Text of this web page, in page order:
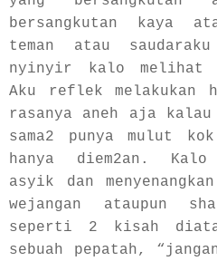
bersangkutan kaya
teman atau
nyinyir kalo melihat
Aku reflek melakukan
rasanya aneh aja kalau
sama2 punya mulut
hanya diem2an. Kalo
asyik dan
wejangan ataupun
seperti 2 kisah
sebuah pepatah,